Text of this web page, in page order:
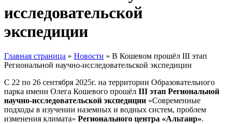
исследовательской
экспедиции
Главная страница » Новости » В Кошевом прошёл III этап
Региональной научно-исследовательской экспедиции
С 22 по 26 сентября 2025г. на территории Образовательного
парка имени Олега Кошевого прошёл III этап Региональной
научно-исследовательской экспедиции «Современные
подходы в изучении наземных и водных систем, проблем
изменения климата» Регионального центра «Альтаир».